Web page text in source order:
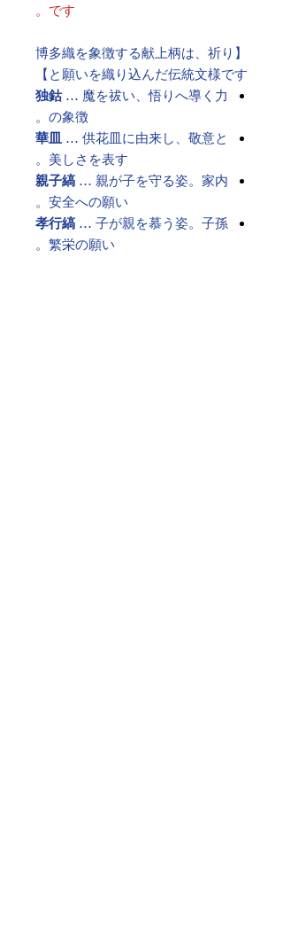
です。
【博多織を象徴する献上柄は、祈り
と願いを織り込んだ伝統文様です】
独鈷… 魔を祓い、悟りへ導く力
の象徴。
華皿 … 供花皿に由来し、敬意と
美しさを表す。
親子縞 … 親が子を守る姿。家内
安全への願い。
孝行縞 … 子が親を慕う姿。子孫
繁栄の願い。